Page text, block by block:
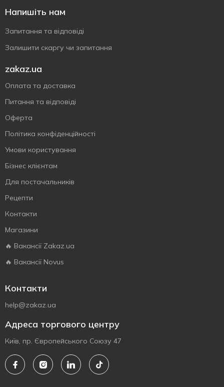
Напишіть нам
Запитання та відповіді
Залишити скаргу чи запитання
zakaz.ua
Оплата та доставка
Питання та відповіді
Оферта
Політика конфіденційності
Умови користування
Бізнес клієнтам
Для постачальників
Рецепти
Контакти
Магазини
🔥 Вакансії Zakaz.ua
🔥 Вакансії Novus
Контакти
help@zakaz.ua
Адреса торгового центру
Київ, пр. Європейського Союзу 47